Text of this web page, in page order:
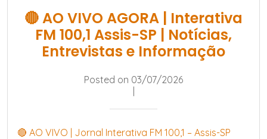
🔴 AO VIVO AGORA | Interativa
FM 100,1 Assis-SP | Notícias,
Entrevistas e Informação
Posted on 03/07/2026
|
🔴 AO VIVO | Jornal Interativa FM 100,1 – Assis-SP